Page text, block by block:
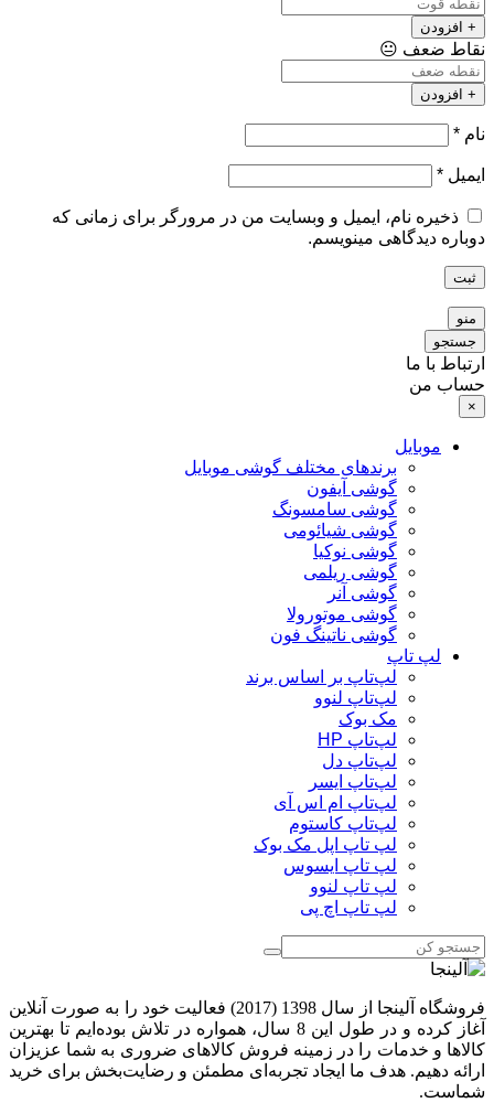
+ افزودن
نقاط ضعف 😐
+ افزودن
نام *
ایمیل *
ذخیره نام، ایمیل و وبسایت من در مرورگر برای زمانی که
دوباره دیدگاهی مینویسم.
ثبت
منو
جستجو
ارتباط با ما
حساب من
×
موبایل
برندهای مختلف گوشی موبایل
گوشی آیفون
گوشی سامسونگ
گوشی شیائومی
گوشی نوکیا
گوشی ریلمی
گوشی آنر
گوشی موتورولا
گوشی ناتینگ فون
لپ تاپ
لپ‌تاپ بر اساس برند
لپ‌تاپ لنوو
مک بوک
لپ‌تاپ HP
لپ‌تاپ دل
لپ‌تاپ ایسر
لپ‌تاپ ام اس آی
لپ‌تاپ کاستوم
لپ تاپ اپل مک بوک
لپ تاپ ایسوس
لپ تاپ لنوو
لپ تاپ اچ پی
فروشگاه آلینجا از سال 1398 (2017) فعالیت خود را به صورت آنلاین
آغاز کرده و در طول این 8 سال، همواره در تلاش بوده‌ایم تا بهترین
کالاها و خدمات را در زمینه فروش کالاهای ضروری به شما عزیزان
ارائه دهیم. هدف ما ایجاد تجربه‌ای مطمئن و رضایت‌بخش برای خرید
شماست.